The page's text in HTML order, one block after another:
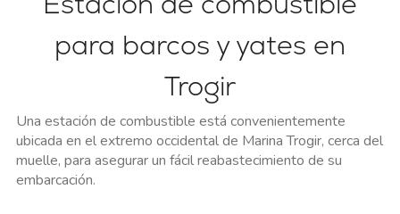
para barcos y yates en
Trogir
Una estación de combustible está convenientemente
ubicada en el extremo occidental de Marina Trogir, cerca del
muelle, para asegurar un fácil reabastecimiento de su
embarcación.